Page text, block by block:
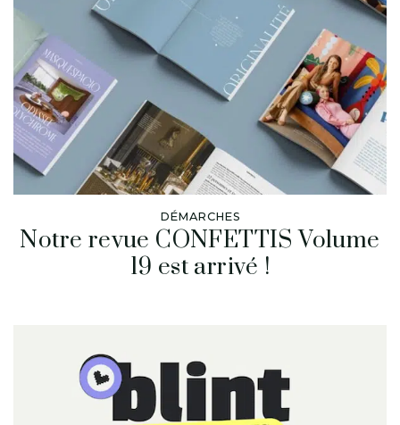
DÉMARCHES
Notre revue CONFETTIS Volume
19 est arrivé !